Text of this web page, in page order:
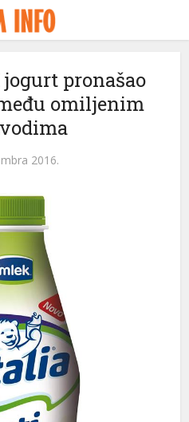
pronašao
omiljenim
2016.